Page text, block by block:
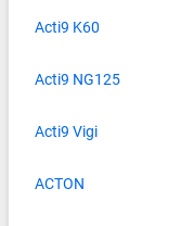
Acti9 K60
Acti9 NG125
Acti9 Vigi
ACTON